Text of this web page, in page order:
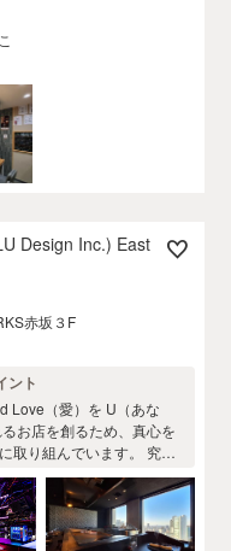
Awards(ポーランド)：
Awards (インド)：4
Design Awards(香
Design Awards (ポル
Built Desidn Awards
MUSE Design Awards
🇫🇮 Arch Design Award(フ
🇫🇷 DNA Paris Design A
スイス)：3回 🇯🇵
Award(日本)：5回 🇯🇵
Award(日本)：1回 🇯🇵
日本)：1回 ----------
- 1. インテリアデザイン
ィネート 4. 物件の工事対
サポート(不動産コンサルテ
の販売 -----------------
- 弊
、 建築・インテリアデザ
務の他、 内装設計施工会
としての豊富な経験もご
生まれ得ない空間を一緒
Design Inc.) East
赤坂３F
ント
お店を創るため、真心を
り組んでいます。 究極
ジニア集団であるHALU D
く、心豊かに生活できる
い環境もデザインする創
ニアリング会社です。 10